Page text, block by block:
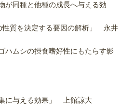
が同種と他種の成長へ与える効
性質を決定する要因の解析」 永井
ハムシの摂食嗜好性にもたらす影
に与える効果」 上館諒大